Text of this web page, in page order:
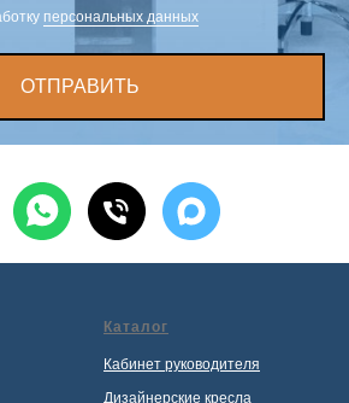
персональных данных
ОТПРАВИТЬ
Каталог
Кабинет руководителя
Дизайнерские кресла